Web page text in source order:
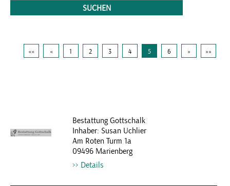
«« « 1 2 3 4 5 6 » »»
Bestattung Gottschalk
Inhaber: Susan Uchlier
Am Roten Turm 1a
09496 Marienberg
Details